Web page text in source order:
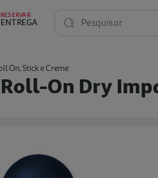
RESERVAR
ENTREGA Pesquisar
On, Stick e Creme
On Dry